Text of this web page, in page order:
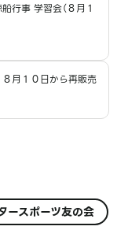
行事 学習会（８月１
月１０日から再販売
ースポーツ友の会